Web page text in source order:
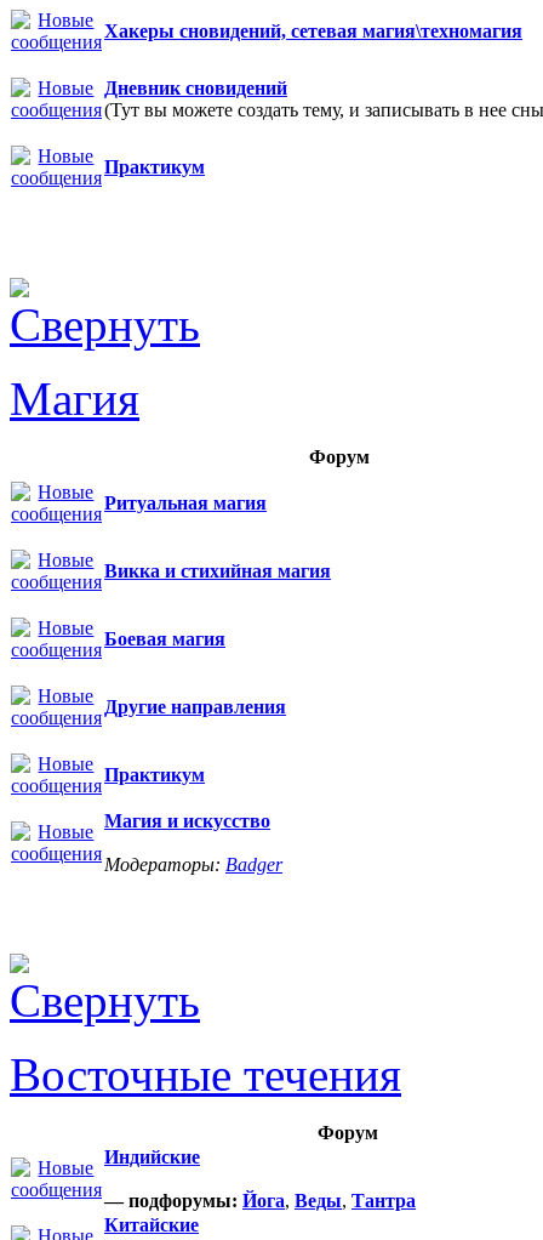
Хакеры сновидений, сетевая магия\техномагия
Дневник сновидений
(Тут вы можете создать тему, и записывать в нее
Практикум
Магия
Форум
Ритуальная магия
Викка и стихийная магия
Боевая магия
Другие направления
Практикум
Магия и искусство
Модераторы: Badger
Восточные течения
Форум
Индийские
— подфорумы: Йога, Веды, Тантра
Китайские